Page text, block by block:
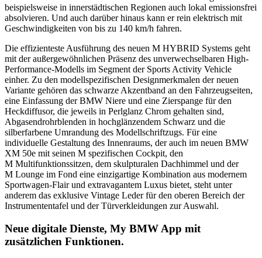
beispielsweise in innerstädtischen Regionen auch lokal emissionsfrei
absolvieren. Und auch darüber hinaus kann er rein elektrisch mit
Geschwindigkeiten von bis zu 140 km/h fahren.
Die effizienteste Ausführung des neuen M HYBRID Systems geht
mit der außergewöhnlichen Präsenz des unverwechselbaren High-
Performance-Modells im Segment der Sports Activity Vehicle
einher. Zu den modellspezifischen Designmerkmalen der neuen
Variante gehören das schwarze Akzentband an den Fahrzeugseiten,
eine Einfassung der BMW Niere und eine Zierspange für den
Heckdiffusor, die jeweils in Perlglanz Chrom gehalten sind,
Abgasendrohrblenden in hochglänzendem Schwarz und die
silberfarbene Umrandung des Modellschriftzugs. Für eine
individuelle Gestaltung des Innenraums, der auch im neuen BMW
XM 50e mit seinen M spezifischen Cockpit, den
M Multifunktionssitzen, dem skulpturalen Dachhimmel und der
M Lounge im Fond eine einzigartige Kombination aus modernem
Sportwagen-Flair und extravagantem Luxus bietet, steht unter
anderem das exklusive Vintage Leder für den oberen Bereich der
Instrumententafel und der Türverkleidungen zur Auswahl.
Neue digitale Dienste, My BMW App mit
zusätzlichen Funktionen.